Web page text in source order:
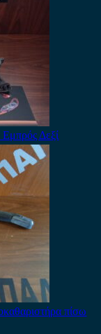
Δεξί
πίσω